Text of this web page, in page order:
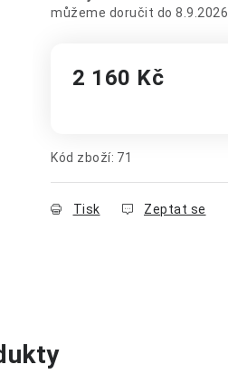
8.9.2026
2 160 Kč
Kód zboží: 71
Tisk Zeptat se